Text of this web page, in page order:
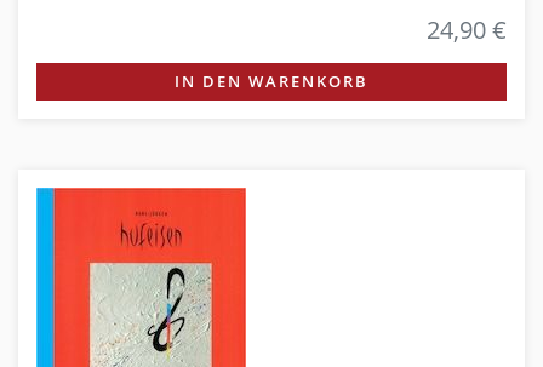
24,90 €
IN DEN WARENKORB